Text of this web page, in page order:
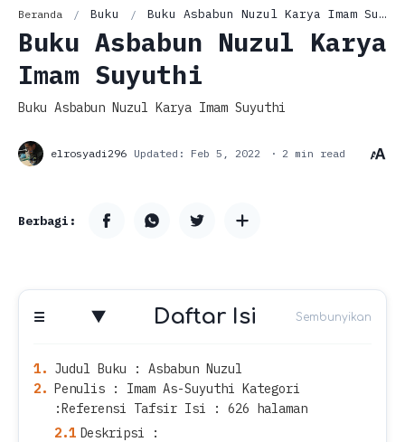
Beranda Buku Buku Asbabun Nuzul Karya Imam Suyuthi
Buku Asbabun Nuzul Karya
Imam Suyuthi
Buku Asbabun Nuzul Karya Imam Suyuthi
2 min read
Daftar Isi
Judul Buku : Asbabun Nuzul
Penulis : Imam As-Suyuthi Kategori
:Referensi Tafsir Isi : 626 halaman
Deskripsi :